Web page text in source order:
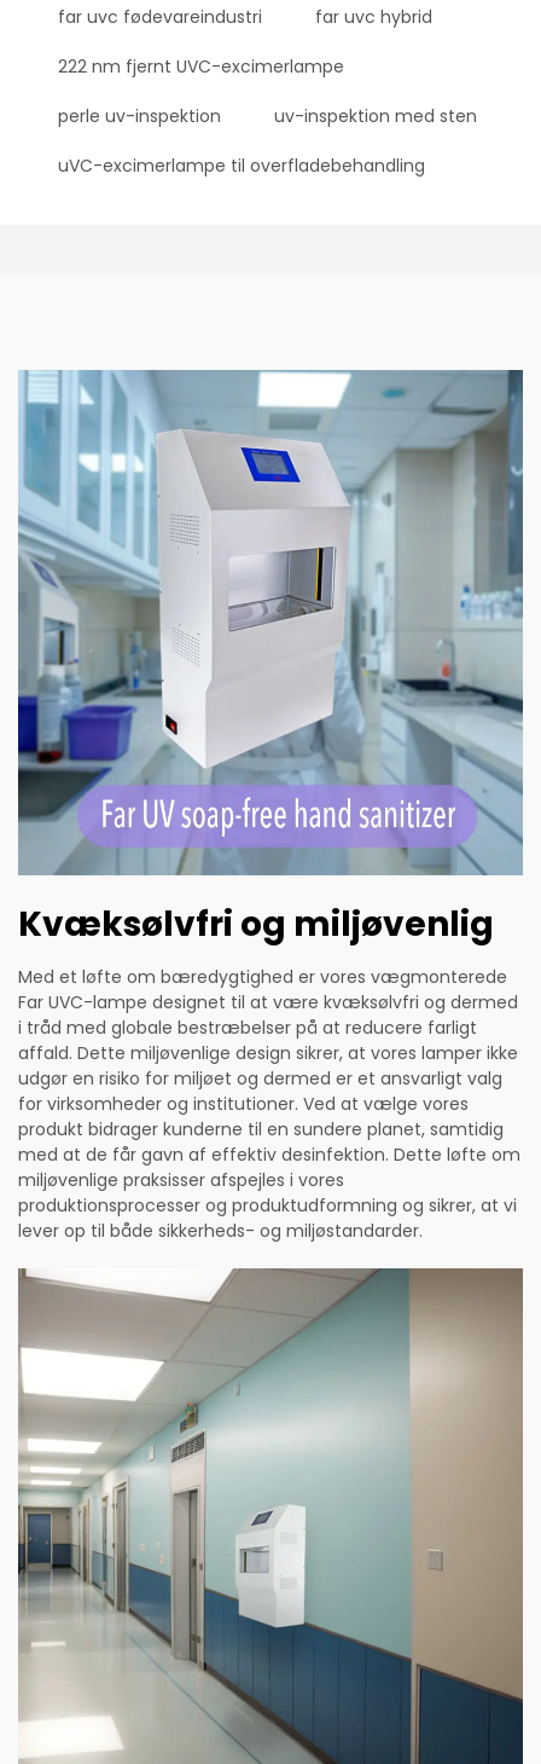
far uvc fødevareindustri far uvc hybrid
222 nm fjernt UVC-excimerlampe
perle uv-inspektion uv-inspektion med sten
uVC-excimerlampe til overfladebehandling
Kvæksølvfri og miljøvenlig
Med et løfte om bæredygtighed er vores vægmonterede
Far UVC-lampe designet til at være kvæksølvfri og dermed
i tråd med globale bestræbelser på at reducere farligt
affald. Dette miljøvenlige design sikrer, at vores lamper ikke
udgør en risiko for miljøet og dermed er et ansvarligt valg
for virksomheder og institutioner. Ved at vælge vores
produkt bidrager kunderne til en sundere planet, samtidig
med at de får gavn af effektiv desinfektion. Dette løfte om
miljøvenlige praksisser afspejles i vores
produktionsprocesser og produktudformning og sikrer, at vi
lever op til både sikkerheds- og miljøstandarder.